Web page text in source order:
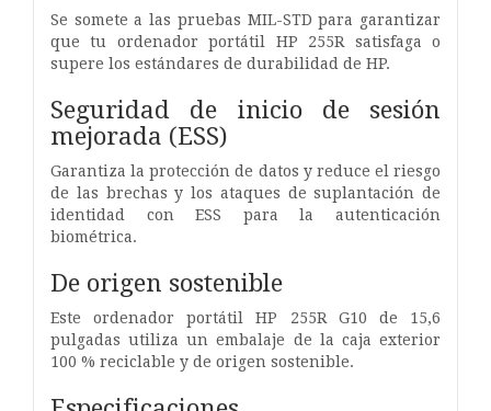
Se somete a las pruebas MIL-STD para garantizar
que tu ordenador portátil HP 255R satisfaga o
supere los estándares de durabilidad de HP.
Seguridad de inicio de sesión
mejorada (ESS)
Garantiza la protección de datos y reduce el riesgo
de las brechas y los ataques de suplantación de
identidad con ESS para la autenticación
biométrica.
De origen sostenible
Este ordenador portátil HP 255R G10 de 15,6
pulgadas utiliza un embalaje de la caja exterior
100 % reciclable y de origen sostenible.